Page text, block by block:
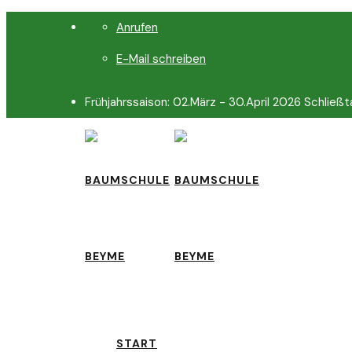
Anrufen
E-Mail schreiben
Frühjahrssaison: 02.März - 30.April 2026
START